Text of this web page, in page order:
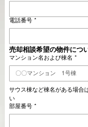
電話番号 *
売却相談希望の物件につ
マンション名および棟名 *
サウス棟など棟名がある場合
い
部屋番号 *